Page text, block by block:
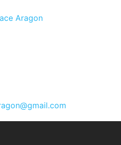
Aragon